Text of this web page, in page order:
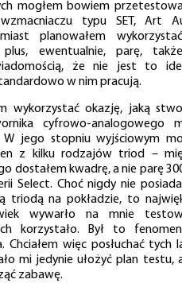
mogłem bowiem
typu SET, Art
planowałem
plus, ewentualnie, parę,
że nie jest to
w nim pracują.
wykorzystać okazję, jaką
cyfrowo-analogowego
W jego stopniu wyjściowym
z kilku rodzajów triod –
dostałem kwadrę, a nie parę
Select. Choć nigdy nie
triodą na pokładzie, to
wywarło na mnie
korzystało. Był to
Chciałem więc posłuchać tych
mi jedynie ułożyć plan testu,
zabawę.